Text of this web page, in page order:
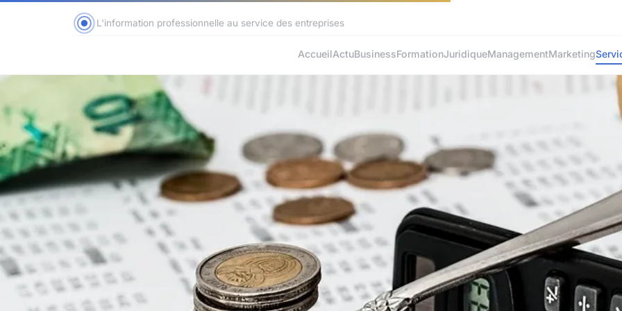
L'information professionnelle au service des entreprises
AccueilActuBusinessFormationJuridiqueManagementMarketing